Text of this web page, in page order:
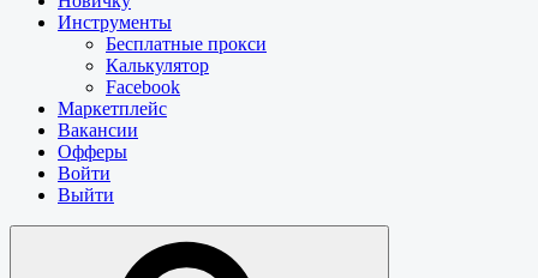
Инструменты
Бесплатные прокси
Калькулятор
Facebook
Маркетплейс
Вакансии
Офферы
Войти
Выйти